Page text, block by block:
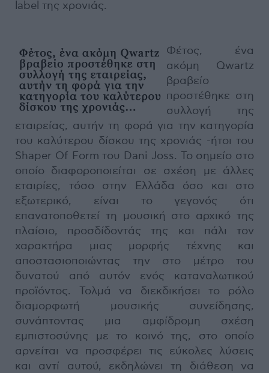
label της χρονιάς.
Φέτος, ένα
ακόμη Qwartz
βραβείο
προστέθηκε στη
συλλογή της
εταιρείας, αυτήν τη φορά για την κατηγορία
του καλύτερου δίσκου της χρονιάς -ήτοι του
Shaper Of Form του Dani Joss. Το σημείο στο
οποίο διαφοροποιείται σε σχέση με άλλες
εταιρίες, τόσο στην Ελλάδα όσο και στο
εξωτερικό, είναι το γεγονός ότι
επανατοποθετεί τη μουσική στο αρχικό της
πλαίσιο, προσδίδοντάς της και πάλι τον
χαρακτήρα μιας μορφής τέχνης και
αποστασιοποιώντας την στο μέτρο του
δυνατού από αυτόν ενός καταναλωτικού
προϊόντος. Τολμά να διεκδικήσει το ρόλο
διαμορφωτή μουσικής συνείδησης,
συνάπτοντας μια αμφίδρομη σχέση
εμπιστοσύνης με το κοινό της, στο οποίο
αρνείται να προσφέρει τις εύκολες λύσεις
και αντί αυτού, εκδηλώνει τη διάθεση να